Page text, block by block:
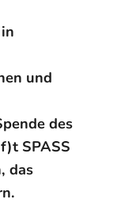
und
des
SPASS
das